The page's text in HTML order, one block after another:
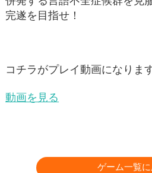
完遂を目指せ！
コチラがプレイ動画になります
動画を見る
ゲーム一覧に